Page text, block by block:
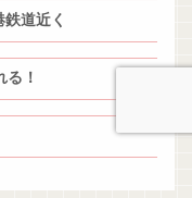
道近く
る！